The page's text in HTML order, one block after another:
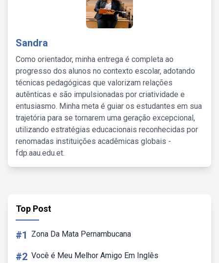
Sandra
Como orientador, minha entrega é completa ao
progresso dos alunos no contexto escolar, adotando
técnicas pedagógicas que valorizam relações
autênticas e são impulsionadas por criatividade e
entusiasmo. Minha meta é guiar os estudantes em sua
trajetória para se tornarem uma geração excepcional,
utilizando estratégias educacionais reconhecidas por
renomadas instituições acadêmicas globais -
fdp.aau.edu.et.
Top Post
#1 Zona Da Mata Pernambucana
#2 Você é Meu Melhor Amigo Em Inglês